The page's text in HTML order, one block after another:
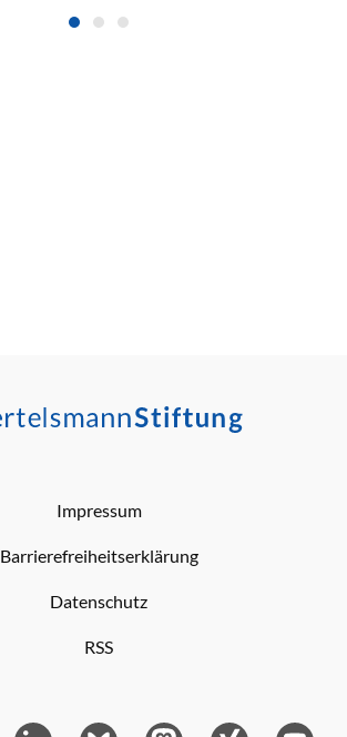
Impressum
Barrierefreiheitserklärung
Datenschutz
RSS